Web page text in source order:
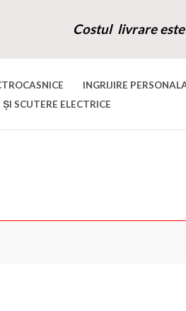
Costul livrare
INGRIJIRE
SCUTERE ELECTRICE